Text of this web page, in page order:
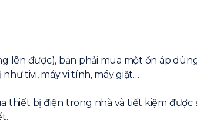
lên được), bạn phải mua một ổn áp
tivi, máy vi tính, máy giặt…
thiết bị điện trong nhà và tiết kiệm